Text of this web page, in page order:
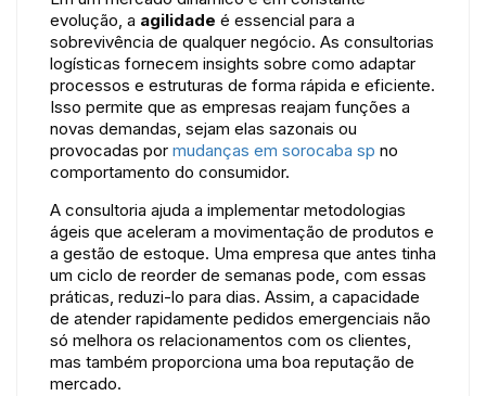
evolução, a agilidade é essencial para a
sobrevivência de qualquer negócio. As consultorias
logísticas fornecem insights sobre como adaptar
processos e estruturas de forma rápida e eficiente.
Isso permite que as empresas reajam funções a
novas demandas, sejam elas sazonais ou
provocadas por mudanças em sorocaba sp no
comportamento do consumidor.
A consultoria ajuda a implementar metodologias
ágeis que aceleram a movimentação de produtos e
a gestão de estoque. Uma empresa que antes tinha
um ciclo de reorder de semanas pode, com essas
práticas, reduzi-lo para dias. Assim, a capacidade
de atender rapidamente pedidos emergenciais não
só melhora os relacionamentos com os clientes,
mas também proporciona uma boa reputação de
mercado.